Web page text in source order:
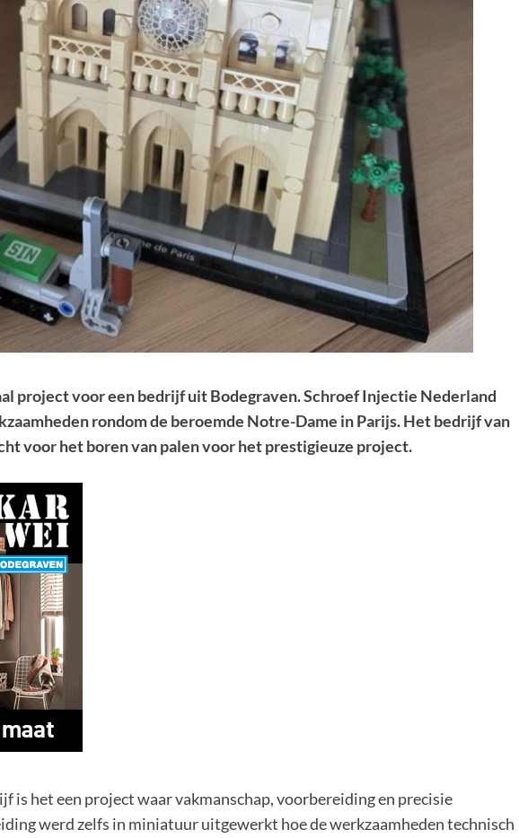
project voor een bedrijf uit Bodegraven. Schroef Injectie Nederland
rondom de beroemde Notre-Dame in Parijs. Het bedrijf van
voor het boren van palen voor het prestigieuze project.
is het een project waar vakmanschap, voorbereiding en precisie
werd zelfs in miniatuur uitgewerkt hoe de werkzaamheden technisch